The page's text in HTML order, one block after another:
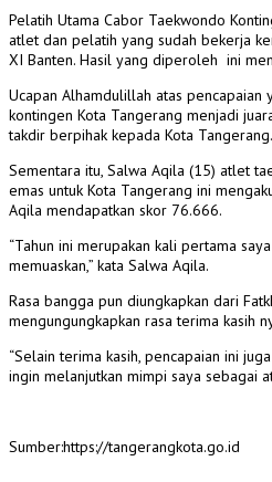
Pelatih Utama Cabor Taekwondo
atlet dan pelatih yang sudah bekerja
XI Banten. Hasil yang diperoleh ini
Ucapan Alhamdulillah atas pencapaian
kontingen Kota Tangerang menjadi
takdir berpihak kepada Kota
Sementara itu, Salwa Aqila (15) atlet
emas untuk Kota Tangerang ini
Aqila mendapatkan skor 76.666.
“Tahun ini merupakan kali pertama
memuaskan,” kata Salwa Aqila.
Rasa bangga pun diungkapkan dari
mengungungkapkan rasa terima kasih
“Selain terima kasih, pencapaian ini
ingin melanjutkan mimpi saya sebagai
Sumber:https://tangerangkota.go.id